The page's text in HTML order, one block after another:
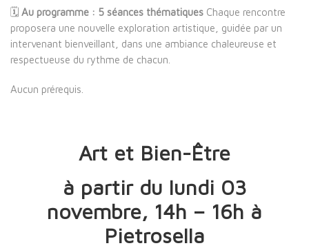
🗓️ Au programme : 5 séances thématiques Chaque rencontre
proposera une nouvelle exploration artistique, guidée par un
intervenant bienveillant, dans une ambiance chaleureuse et
respectueuse du rythme de chacun.
Aucun prérequis.
Art et Bien-Être
à partir du lundi 03
novembre, 14h – 16h à
Pietrosella